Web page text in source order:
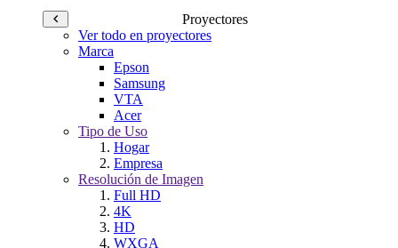
Proyectores
Ver todo en proyectores
Marca
Epson
Samsung
VTA
Acer
Tipo de Uso
Hogar
Empresa
Resolución de Imagen
Full HD
4K
HD
WXGA